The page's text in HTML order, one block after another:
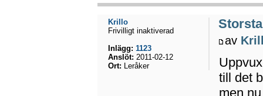
av
till det
men
Krillo
Frivilligt inaktiverad
Inlägg: 1123
Anslöt: 2011-02-12
Ort: Leråker